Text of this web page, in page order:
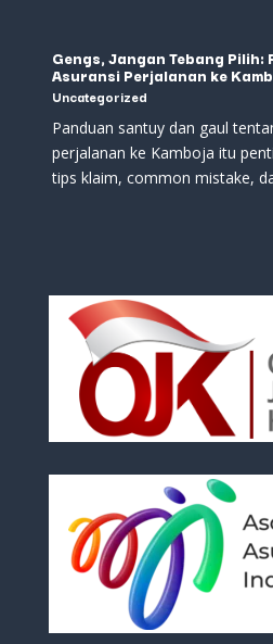
Gengs, Jangan Tebang
Asuransi Perjalanan ke
Uncategorized
Panduan santuy dan gaul
perjalanan ke Kamboja itu
tips klaim, common mistake,